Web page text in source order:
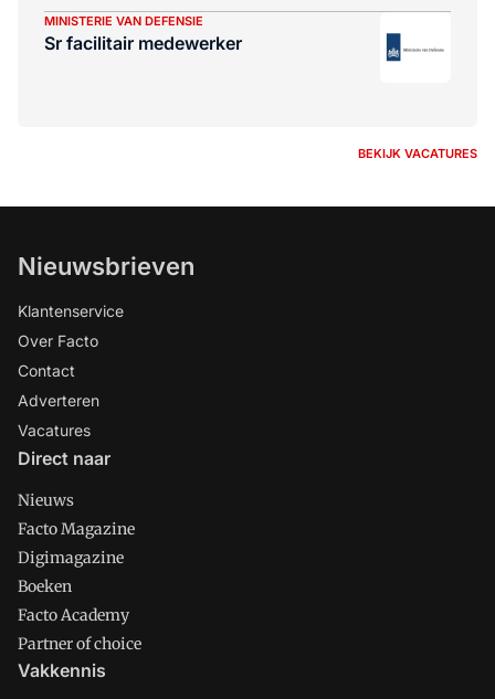
MINISTERIE VAN DEFENSIE
Sr facilitair medewerker
BEKIJK VACATURES
Nieuwsbrieven
Klantenservice
Over Facto
Contact
Adverteren
Vacatures
Direct naar
Nieuws
Facto Magazine
Digimagazine
Boeken
Facto Academy
Partner of choice
Vakkennis